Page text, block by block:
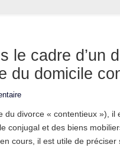
le cadre d’un
du domicile
du divorce « contentieux »), il
conjugal et des biens
cours, il est utile de préciser